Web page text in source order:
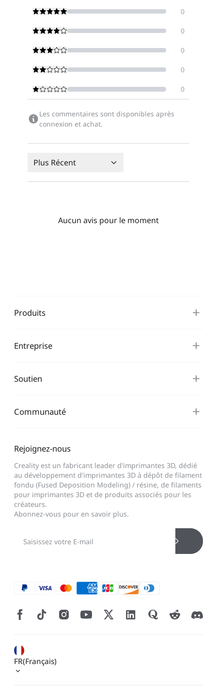
0
0
0
0
0
Les commentaires sont disponibles après
connexion et achat.
Plus Récent
Aucun avis pour le moment
Produits
Entreprise
Soutien
Communauté
Rejoignez-nous
Creality est un fabricant leader d'imprimantes 3D, dédié
au développement d'imprimantes 3D à dépôt de filament
fondu (Fused Deposition Modeling) / résine, de filaments
pour imprimantes 3D et de produits associés pour les
créateurs.
Abonnez-vous pour en savoir plus.
FR(Français)